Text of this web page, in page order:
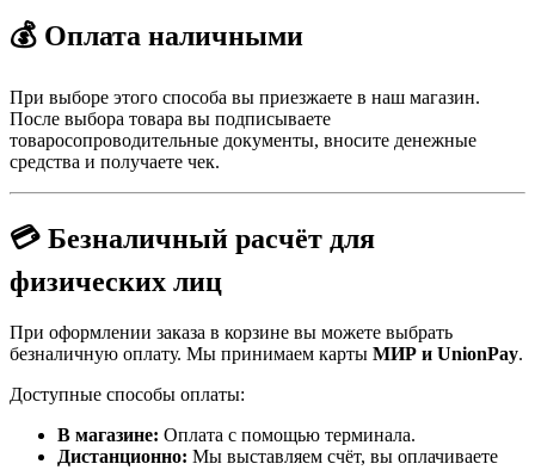
💰 Оплата наличными
При выборе этого способа вы приезжаете в наш магазин.
После выбора товара вы подписываете
товаросопроводительные документы, вносите денежные
средства и получаете чек.
💳 Безналичный расчёт для
физических лиц
При оформлении заказа в корзине вы можете выбрать
безналичную оплату. Мы принимаем карты МИР и UnionPay.
Доступные способы оплаты:
В магазине: Оплата с помощью терминала.
Дистанционно: Мы выставляем счёт, вы оплачиваете